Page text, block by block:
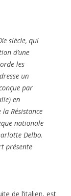
siècle, qui
d’une
les
un
par
en
Résistance
nationale
Delbo.
présente
de l’italien, est